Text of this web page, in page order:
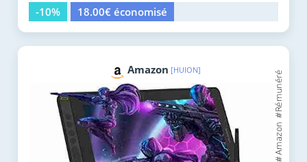
-10%
18.00€ économisé
Amazon [HUION]